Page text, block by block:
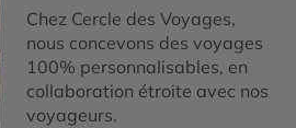
Chez Cercle des Voyages,
nous concevons des voyages
100% personnalisables, en
collaboration étroite avec nos
voyageurs.